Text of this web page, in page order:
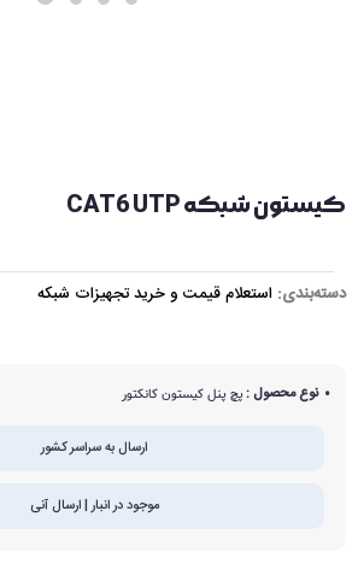
کیستون شبکه CAT6 UTP
دسته‌بندی: استعلام قیمت و خرید تجهیزات شبکه
نوع محصول :پچ پنل کیستون کانکتور
ارسال به سراسر کشور
موجود در انبار | ارسال آنی